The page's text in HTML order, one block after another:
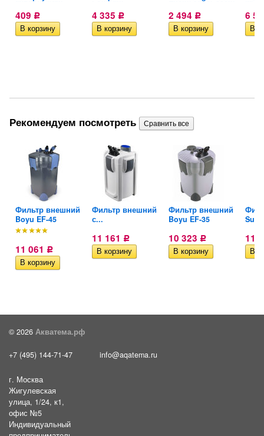
409 Р 4 335 Р 2 494 Р 6
Рекомендуем посмотреть
Фильтр внешний
Boyu EF-45
11 061 Р
Фильтр внешний
с...
11 161 Р
Фильтр внешний
Boyu EF-35
10 323 Р 11
© 2026 Акватема.рф
+7 (495) 144-71-47 info@aqatema.ru
г. Москва
Жигулевская
улица, 1/24, к1,
офис №5
Индивидуальный